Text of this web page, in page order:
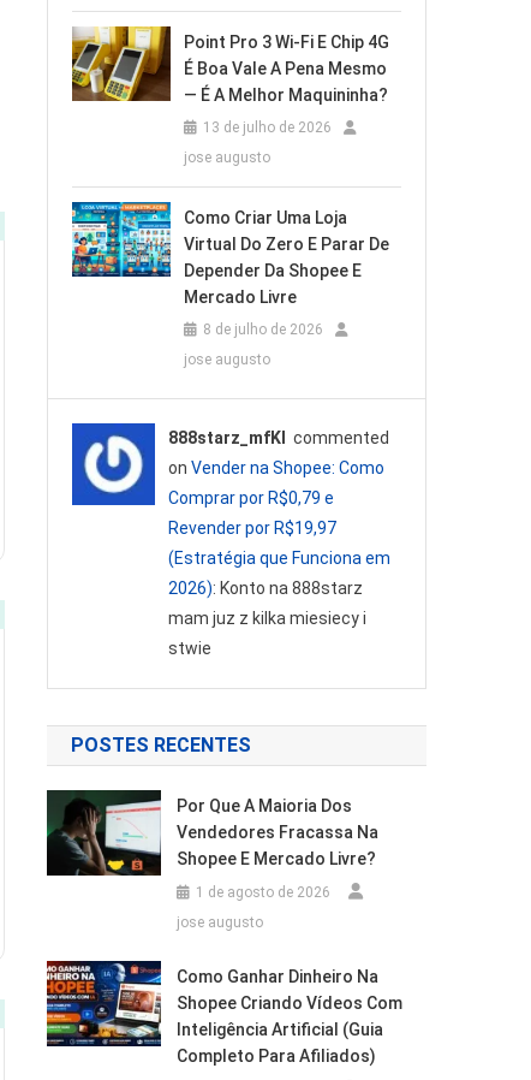
Point Pro 3 Wi‑Fi E Chip 4G
É Boa Vale A Pena Mesmo
— É A Melhor Maquininha?
13 de julho de 2026
jose augusto
Como Criar Uma Loja
Virtual Do Zero E Parar De
Depender Da Shopee E
Mercado Livre
8 de julho de 2026
jose augusto
888starz_mfKl
commented
on Vender na Shopee: Como
Comprar por R$0,79 e
Revender por R$19,97
(Estratégia que Funciona em
2026): Konto na 888starz
mam juz z kilka miesiecy i
stwie
POSTES RECENTES
Por Que A Maioria Dos
Vendedores Fracassa Na
Shopee E Mercado Livre?
1 de agosto de 2026
jose augusto
Como Ganhar Dinheiro Na
Shopee Criando Vídeos Com
Inteligência Artificial (Guia
Completo Para Afiliados)